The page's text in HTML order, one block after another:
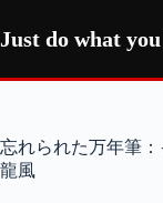
ン
ン
ス
キ
Just do what
忘れられた万年筆
龍風